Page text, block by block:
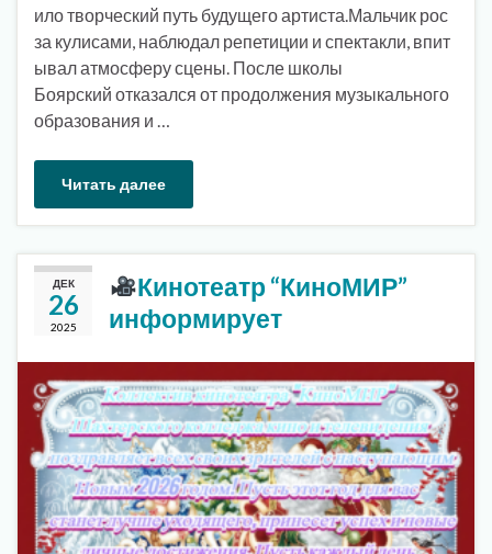
ило творческий путь будущего артиста.Мальчик рос
за кулисами, наблюдал репетиции и спектакли, впит
ывал атмосферу сцены. После школы
Боярский отказался от продолжения музыкального
образования и …
Читать далее
ДЕК
26
2025
Кинотеатр “КиноМИР”
информирует